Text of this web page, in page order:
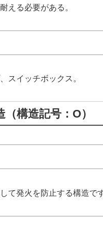
える必要がある。
スイッチボックス。
構造記号：O）
て発火を防止する構造で